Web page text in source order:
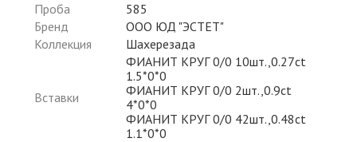
Проба
585
Бренд
ООО ЮД "ЭСТЕТ"
Коллекция
Шахерезада
Вставки
ФИАНИТ КРУГ 0/0 10шт.,0.27ct
1.5*0*0
ФИАНИТ КРУГ 0/0 2шт.,0.9ct
4*0*0
ФИАНИТ КРУГ 0/0 42шт.,0.48ct
1.1*0*0